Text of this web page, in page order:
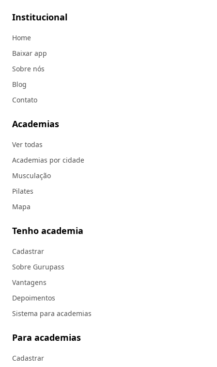
Institucional
Home
Baixar app
Sobre nós
Blog
Contato
Academias
Ver todas
Academias por cidade
Musculação
Pilates
Mapa
Tenho academia
Cadastrar
Sobre Gurupass
Vantagens
Depoimentos
Sistema para academias
Para academias
Cadastrar